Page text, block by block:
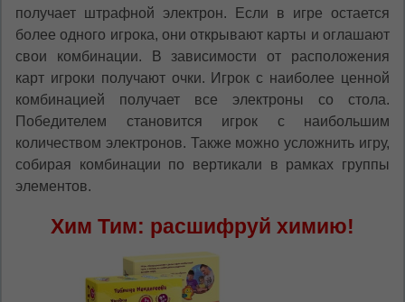
получает штрафной электрон. Если в игре остается
более одного игрока, они открывают карты и оглашают
свои комбинации. В зависимости от расположения
карт игроки получают очки. Игрок с наиболее ценной
комбинацией получает все электроны со стола.
Победителем становится игрок с наибольшим
количеством электронов. Также можно усложнить игру,
собирая комбинации по вертикали в рамках группы
элементов.
Хим Тим: расшифруй химию!